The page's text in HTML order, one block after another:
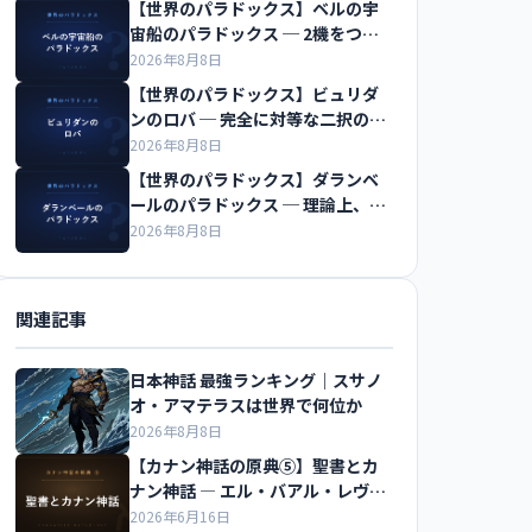
【世界のパラドックス】ベルの宇
宙船のパラドックス ─ 2機をつな
ぐ糸は切れるのか
2026年8月8日
【世界のパラドックス】ビュリダ
ンのロバ ─ 完全に対等な二択の前
で飢え死にする
2026年8月8日
【世界のパラドックス】ダランベ
ールのパラドックス ─ 理論上、水
の抵抗はゼロになる
2026年8月8日
関連記事
日本神話 最強ランキング｜スサノ
オ・アマテラスは世界で何位か
2026年8月8日
【カナン神話の原典⑤】聖書とカ
ナン神話 ― エル・バアル・レヴィ
アタンのつながりを解説
2026年6月16日